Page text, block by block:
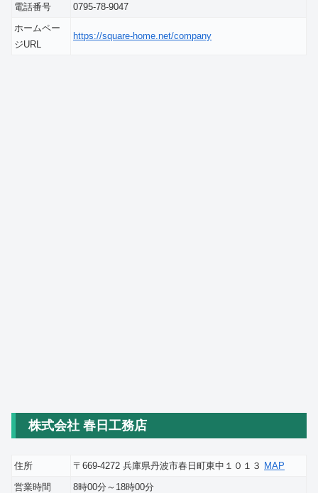
電話番号
0795-78-9047
ホームペー
ジURL
https://square-home.net/company
株式会社 春日工務店
住所 〒669-4272 兵庫県丹波市春日町東中１０１３ MAP
営業時間
8時00分～18時00分